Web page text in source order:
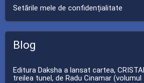
Setările mele de confidențialitate
Blog
Editura Daksha a lansat cartea,
treilea tunel, de Radu Cinamar (volumul